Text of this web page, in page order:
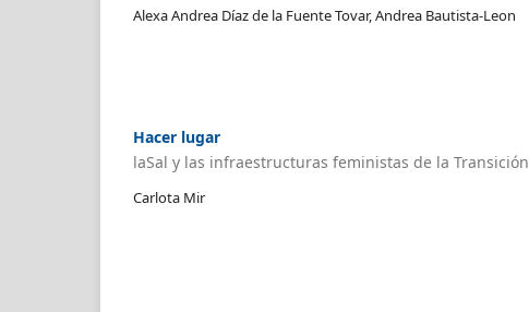
Alexa Andrea Díaz de la Fuente Tovar, Andrea Bautista-Leon
Hacer lugar
laSal y las infraestructuras feministas de la Transición
Carlota Mir